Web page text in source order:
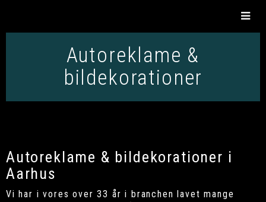
Autoreklame &
bildekorationer
Autoreklame & bildekorationer i
Aarhus
Vi har i vores over 33 år i branchen lavet mange